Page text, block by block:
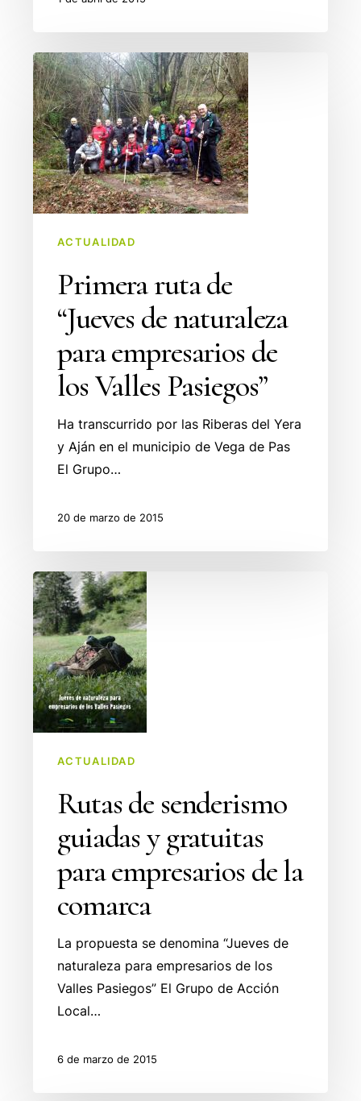
Primera
ruta
de
“Jueves
de
naturaleza
para
Valles
Pasiegos”
ACTUALIDAD
Primera ruta de
“Jueves de naturaleza
para empresarios de
los Valles Pasiegos”
Ha transcurrido por las Riberas del Yera
y Aján en el municipio de Vega de Pas
El Grupo…
20 de marzo de 2015
Rutas
de
senderismo
guiadas
y
gratuitas
para
comarca
ACTUALIDAD
Rutas de senderismo
guiadas y gratuitas
para empresarios de la
comarca
La propuesta se denomina “Jueves de
naturaleza para empresarios de los
Valles Pasiegos” El Grupo de Acción
Local…
6 de marzo de 2015